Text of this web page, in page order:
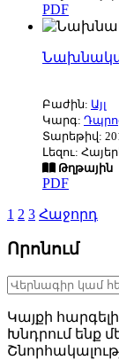
PDF
Բաժին: Այլ
Կարգ:
Տարեթիվ:
Լեզու:
Թղթային
PDF
1 2 3 Հաջորդ
Որոնում
Կայքի
Խնդրում ենք